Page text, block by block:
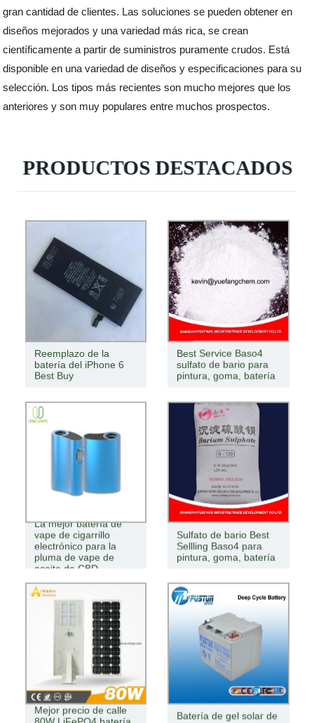
gran cantidad de clientes. Las soluciones se pueden obtener en
diseños mejorados y una variedad más rica, se crean
científicamente a partir de suministros puramente crudos. Está
disponible en una variedad de diseños y especificaciones para su
selección. Los tipos más recientes son mucho mejores que los
anteriores y son muy populares entre muchos prospectos.
PRODUCTOS DESTACADOS
Reemplazo de la
batería del iPhone 6
Best Buy
Best Service Baso4
sulfato de bario para
pintura, goma, batería
La mejor batería de
vape de cigarrillo
electrónico para la
pluma de vape de
aceite de CBD
Sulfato de bario Best
Sellling Baso4 para
pintura, goma, batería
Mejor precio de calle
Batería de gel solar de